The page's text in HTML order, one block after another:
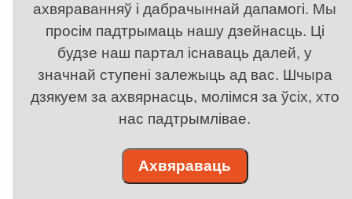
ахвяраванняў і дабрачыннай дапамогі. Мы
просім падтрымаць нашу дзейнасць. Ці
будзе наш партал існаваць далей, у
значнай ступені залежыць ад вас. Шчыра
дзякуем за ахвярнасць, молімся за ўсіх, хто
нас падтрымлівае.
Ахвяраваць